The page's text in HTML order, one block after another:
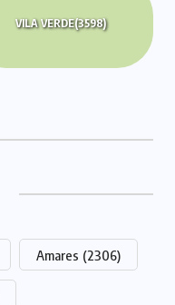
VILA VERDE(3598)
Amares (2306)